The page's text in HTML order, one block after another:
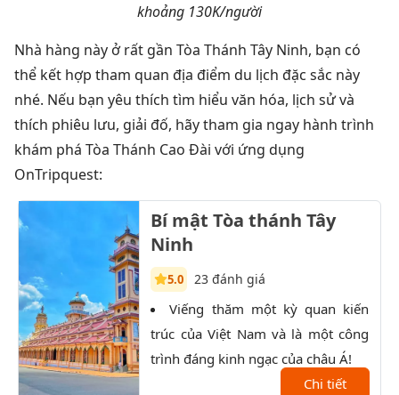
khoảng 130K/người
Nhà hàng này ở rất gần Tòa Thánh Tây Ninh, bạn có
thể kết hợp tham quan địa điểm du lịch đặc sắc này
nhé. Nếu bạn yêu thích tìm hiểu văn hóa, lịch sử và
thích phiêu lưu, giải đố, hãy tham gia ngay hành trình
khám phá Tòa Thánh Cao Đài với ứng dụng
OnTripquest:
Bí mật Tòa thánh Tây
Ninh
5.0 23 đánh giá
Viếng thăm một kỳ quan kiến
trúc của Việt Nam và là một công
trình đáng kinh ngạc của châu Á!
Chi tiết